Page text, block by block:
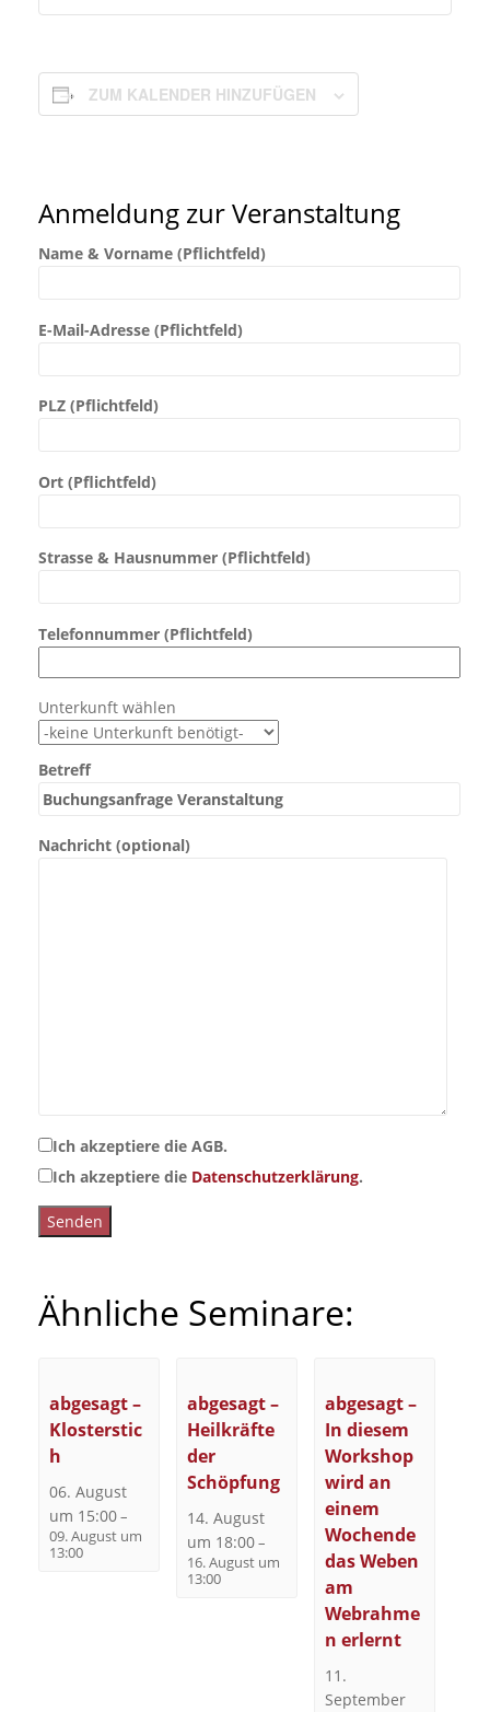
ZUM KALENDER HINZUFÜGEN
Anmeldung zur Veranstaltung
Name & Vorname (Pflichtfeld)
E-Mail-Adresse (Pflichtfeld)
PLZ (Pflichtfeld)
Ort (Pflichtfeld)
Strasse & Hausnummer (Pflichtfeld)
Telefonnummer (Pflichtfeld)
Unterkunft wählen
Betreff
Nachricht (optional)
Ich akzeptiere die AGB.
Ich akzeptiere die Datenschutzerklärung.
Ähnliche Seminare:
abgesagt –
Klosterstic
h
06. August
um 15:00–
09. August um
13:00
abgesagt –
Heilkräfte
der
Schöpfung
14. August
um 18:00–
16. August um
13:00
abgesagt –
In diesem
Workshop
wird an
einem
Wochende
das Weben
am
Webrahme
n erlernt
11.
September